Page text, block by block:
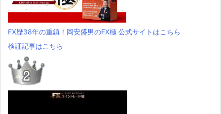
FX歴38年の重鎮！岡安盛男のFX極 公式サイトはこちら
検証記事はこちら